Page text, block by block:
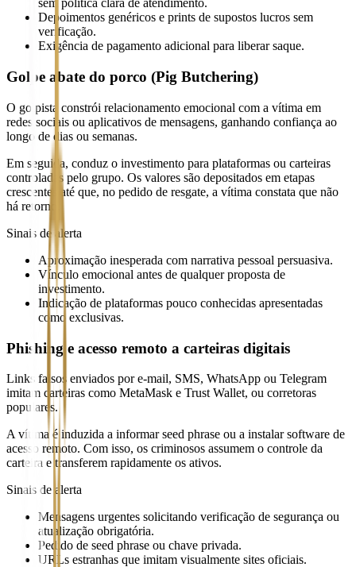
sem política clara de atendimento.
Depoimentos genéricos e prints de supostos lucros sem
verificação.
Exigência de pagamento adicional para liberar saque.
Golpe abate do porco (Pig Butchering)
O golpista constrói relacionamento emocional com a vítima em
redes sociais ou aplicativos de mensagens, ganhando confiança ao
longo de dias ou semanas.
Em seguida, conduz o investimento para plataformas ou carteiras
controladas pelo grupo. Os valores são depositados em etapas
crescentes até que, no pedido de resgate, a vítima constata que não
há retorno.
Sinais de alerta
Aproximação inesperada com narrativa pessoal persuasiva.
Vínculo emocional antes de qualquer proposta de
investimento.
Indicação de plataformas pouco conhecidas apresentadas
como exclusivas.
Phishing e acesso remoto a carteiras digitais
Links falsos enviados por e-mail, SMS, WhatsApp ou Telegram
imitam carteiras como MetaMask e Trust Wallet, ou corretoras
populares.
A vítima é induzida a informar seed phrase ou a instalar software de
acesso remoto. Com isso, os criminosos assumem o controle da
carteira e transferem rapidamente os ativos.
Sinais de alerta
Mensagens urgentes solicitando verificação de segurança ou
atualização obrigatória.
Pedido de seed phrase ou chave privada.
URLs estranhas que imitam visualmente sites oficiais.